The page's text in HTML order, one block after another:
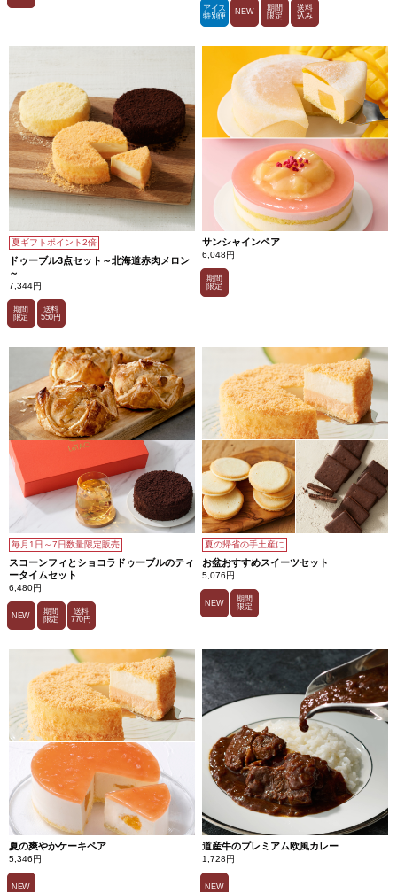
アイス
特別便
NEW
期間
限定
送料
込み
夏ギフトポイント2倍
ドゥーブル3点セット～北海道赤肉メロン
～
7,344円
期間
限定
送料
550円
サンシャインペア
6,048円
期間
限定
毎月1日～7日数量限定販売
スコーンフィとショコラドゥーブルのティ
ータイムセット
6,480円
NEW
期間
限定
送料
770円
夏の帰省の手土産に
お盆おすすめスイーツセット
5,076円
NEW
期間
限定
夏の爽やかケーキペア
5,346円
NEW
道産牛のプレミアム欧風カレー
1,728円
NEW